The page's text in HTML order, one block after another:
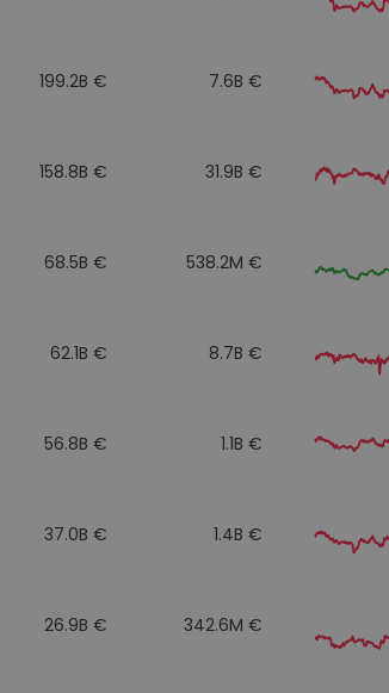
199.2B € 7.6B €
158.8B € 31.9B €
68.5B € 538.2M €
62.1B € 8.7B €
56.8B € 1.1B €
37.0B € 1.4B €
26.9B € 342.6M €